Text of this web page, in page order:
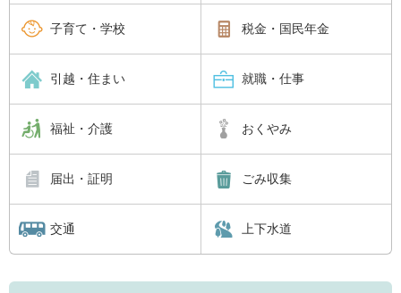
子育て・学校 税金・国民年金
引越・住まい 就職・仕事
福祉・介護 おくやみ
届出・証明 ごみ収集
交通 上下水道